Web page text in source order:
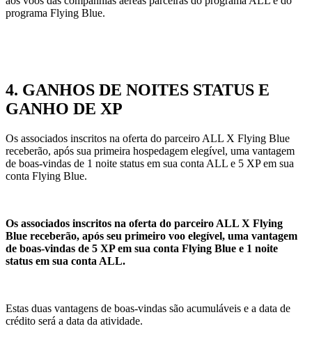
programa Flying Blue.
4. GANHOS DE NOITES STATUS E
GANHO DE XP
Os associados inscritos na oferta do parceiro ALL X Flying Blue
receberão, após sua primeira hospedagem elegível, uma vantagem
de boas-vindas de 1 noite status em sua conta ALL e 5 XP em sua
conta Flying Blue.
Os associados inscritos na oferta do parceiro ALL X Flying
Blue receberão, após seu primeiro voo elegível, uma vantagem
de boas-vindas de 5 XP em sua conta Flying Blue e 1 noite
status em sua conta ALL.
Estas duas vantagens de boas-vindas são acumuláveis e a data de
crédito será a data da atividade.